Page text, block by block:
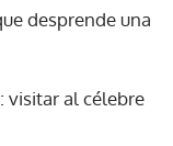
desprende una
visitar al célebre